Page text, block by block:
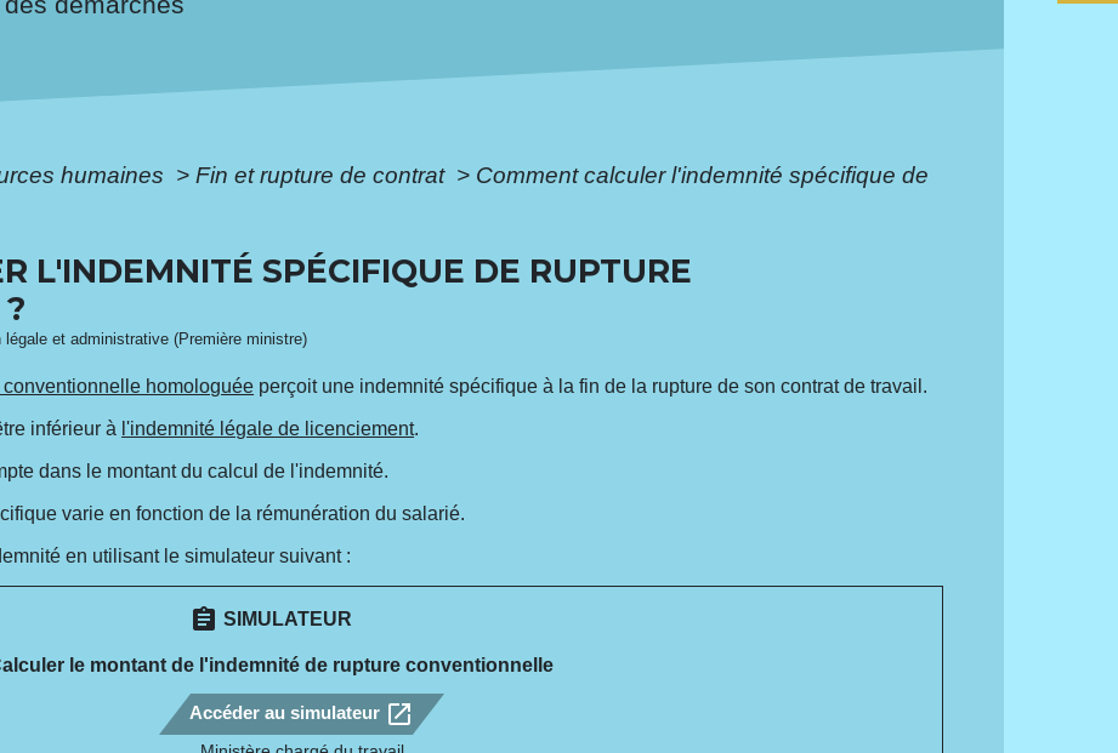
humaines > Fin et rupture de contrat > Comment calculer l'indemnité spécifique de
L'INDEMNITÉ SPÉCIFIQUE DE RUPTURE
et administrative (Première ministre)
conventionnelle homologuée perçoit une indemnité spécifique à la fin de la rupture de son contrat de travail.
inférieur à l'indemnité légale de licenciement.
dans le montant du calcul de l'indemnité.
varie en fonction de la rémunération du salarié.
en utilisant le simulateur suivant :
assignment SIMULATEUR
le montant de l'indemnité de rupture conventionnelle
Accéder au simulateur open_in_new